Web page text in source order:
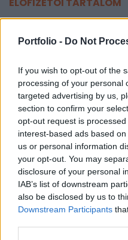
Portfolio - Do Not
If you wish to opt-out of the
processing of your personal
targeted advertising by us,
section to confirm your
opt-out request is
interest-based ads based
us or personal information
your opt-out. You may
disclosure of your personal
IAB’s list of downstream
also be disclosed by us to
Downstream Participants
Öt intő jel az
közeledtére
Portfolio
2011. augusztus 21. 10:47
A héten megjelent
aktivitási index
megalapozza azt,
mostanában a
amerikai recesszió
anyagukban a Bank of